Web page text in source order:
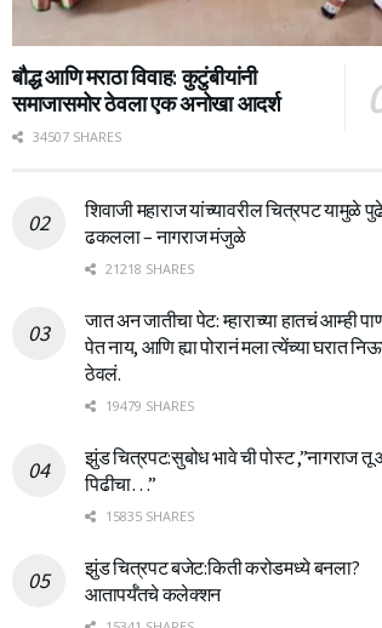
बौद्ध आणि मराठा विवाह: कुटुंबीयांनी
समाजासमोर ठेवला एक अनोखा आदर्श
34507 SHARES
शिवाजी महाराज यांच्यावरील चित्रपट यामुळे
ढकलला – नागराज मंजुळे
21218 SHARES
जात अन जातीचा पेट: म्हाराच्या हातचं आम्ही
पेत नाय, आणि ह्या पोरानं मला त्येंच्या घरात
ठेवलं.
19479 SHARES
झुंड चित्रपट:सुबोध भावे ची पोस्ट ,”नागराज तू
पिढीचा…”
15835 SHARES
झुंड चित्रपट बजेट:किती करोडमध्ये बनला?
आतापर्यँतचे कलेक्शन